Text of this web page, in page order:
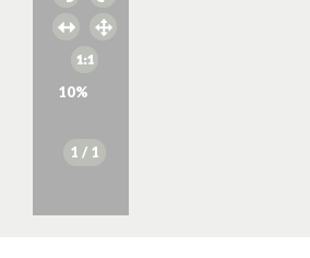
10%
1 / 1